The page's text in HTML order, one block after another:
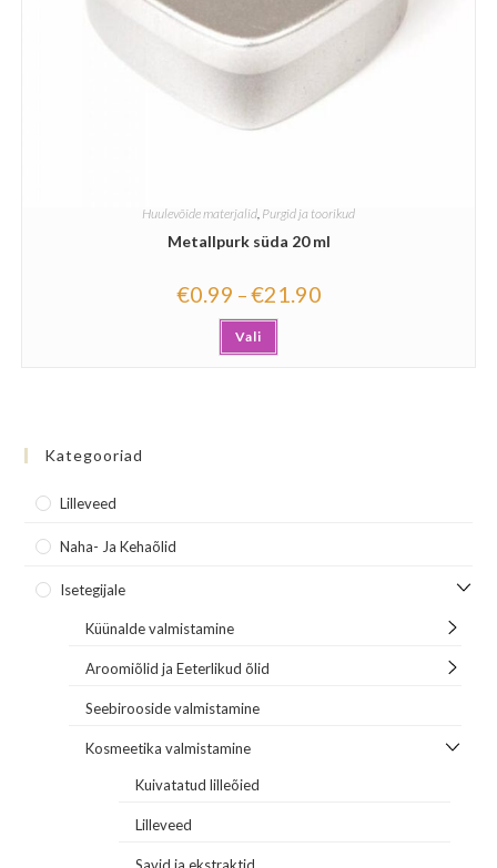
Huulevõide materjalid Purgid ja toorikud
Metallpurk süda 20 ml
€0.99 –€21.90
Vali
Kategooriad
Lilleveed
Naha- Ja Kehaõlid
Isetegijale
Küünalde valmistamine
Aroomiõlid ja Eeterlikud õlid
Seebirooside valmistamine
Kosmeetika valmistamine
Kuivatatud lilleõied
Lilleveed